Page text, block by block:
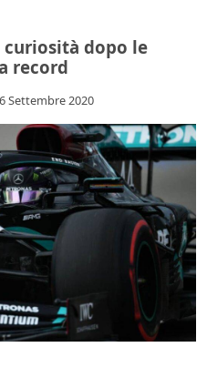
curiosità dopo le
record
Settembre 2020